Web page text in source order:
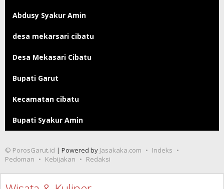
Abdusy Syakur Amin
desa mekarsari cibatu
Desa Mekasari Cibatu
Bupati Garut
Kecamatan cibatu
Bupati Syakur Amin
© PorosGarut.id | Powered by Jasakaka.com
Indeks
Pedoman
Kebijakan Redaksi